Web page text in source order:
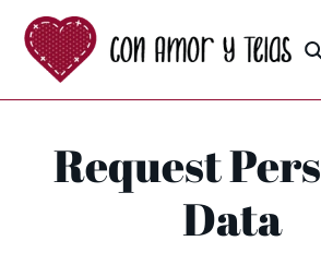
directamente
Request
Data